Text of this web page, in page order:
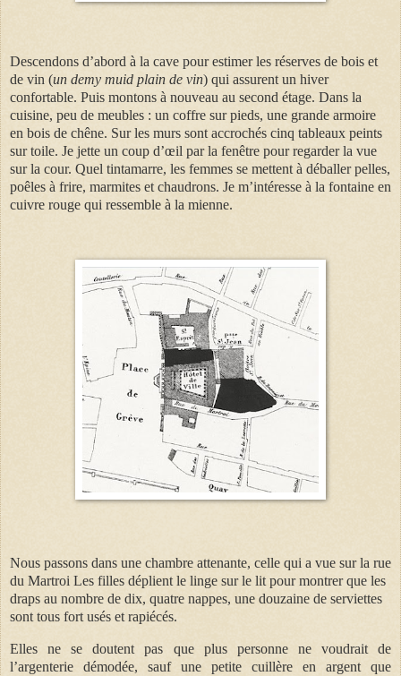
Descendons d’abord à la cave pour estimer les réserves de bois et
de vin (un demy muid plain de vin) qui assurent un hiver
confortable. Puis montons à nouveau au second étage. Dans la
cuisine, peu de meubles : un coffre sur pieds, une grande armoire
en bois de chêne. Sur les murs sont accrochés cinq tableaux peints
sur toile. Je jette un coup d’œil par la fenêtre pour regarder la vue
sur la cour. Quel tintamarre, les femmes se mettent à déballer pelles,
poêles à frire, marmites et chaudrons. Je m’intéresse à la fontaine en
cuivre rouge qui ressemble à la mienne.
Nous passons dans une chambre attenante, celle qui a vue sur la rue
du Martroi Les filles déplient le linge sur le lit pour montrer que les
draps au nombre de dix, quatre nappes, une douzaine de serviettes
sont tous fort usés et rapiécés.
Elles ne se doutent pas que plus personne ne voudrait de
l’argenterie démodée, sauf une petite cuillère en argent que